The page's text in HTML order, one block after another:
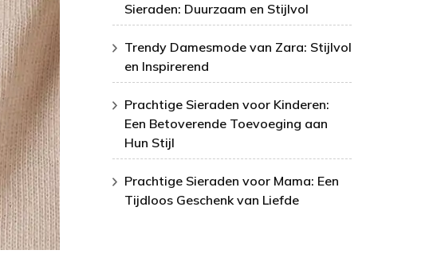
Sieraden: Duurzaam en Stijlvol
Trendy Damesmode van Zara: Stijlvol
en Inspirerend
Prachtige Sieraden voor Kinderen:
Een Betoverende Toevoeging aan
Hun Stijl
Prachtige Sieraden voor Mama: Een
Tijdloos Geschenk van Liefde